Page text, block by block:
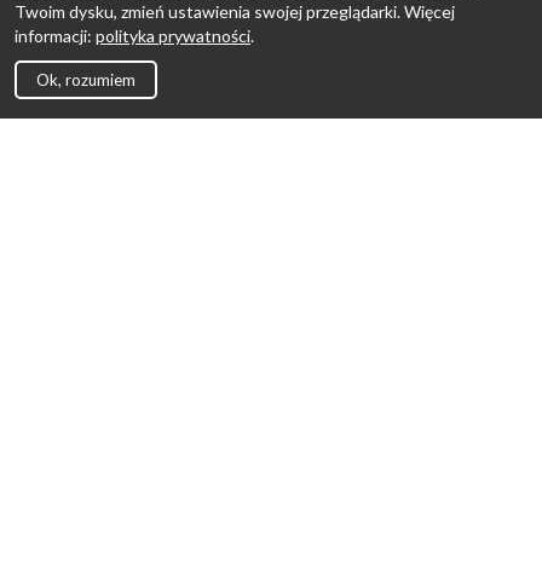
Twoim dysku, zmień ustawienia swojej przeglądarki. Więcej
informacji: polityka prywatności.
Ok, rozumiem